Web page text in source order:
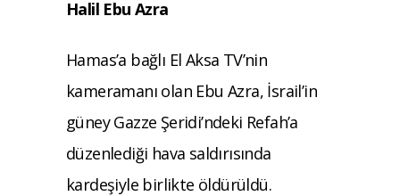
Halil Ebu Azra
Hamas’a bağlı El Aksa TV’nin
kameramanı olan Ebu Azra, İsrail’in
güney Gazze Şeridi’ndeki Refah’a
düzenlediği hava saldırısında
kardeşiyle birlikte öldürüldü.